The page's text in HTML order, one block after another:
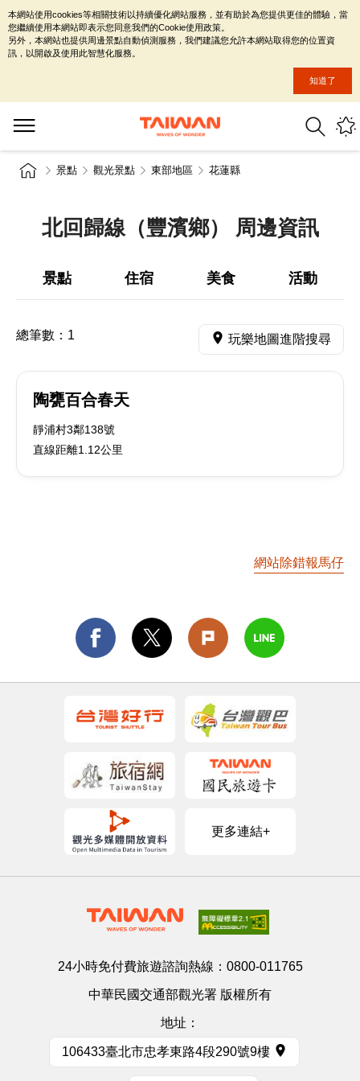
景點 觀光景點 東部地區 花蓮縣
北回歸線（豐濱鄉） 周邊資訊
景點 住宿 美食 活動
總筆數： 1 玩樂地圖進階搜尋
陶甕百合春天
靜浦村3鄰138號
直線距離1.12公里
網站除錯報馬仔
更多連結+
24小時免付費旅遊諮詢熱線： 0800-011765
中華民國交通部觀光署 版權所有
地址：
106433臺北市忠孝東路4段290號9樓
本網站使用cookies等相關技術以持續優化網站服務，並有助於為您提供更佳的體驗，當
您繼續使用本網站即表示您同意我們的Cookie使用政策。
另外，本網站也提供周邊景點自動偵測服務，我們建議您允許本網站取得您的位置資
訊，以開啟及使用此智慧化服務。
知道了